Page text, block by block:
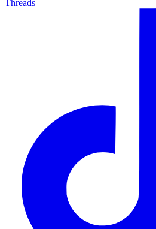
Threads